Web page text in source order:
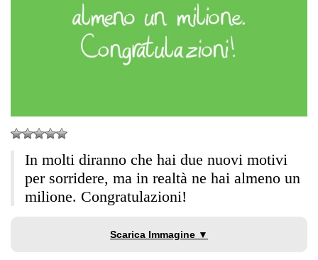
In molti diranno che hai due nuovi motivi
per sorridere, ma in realtà ne hai almeno un
milione. Congratulazioni!
Scarica Immagine ▼